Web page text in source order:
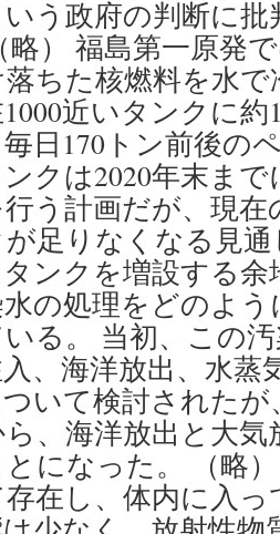
う政府の判断に
略） 福島第一原発
ちた核燃料を水
近いタンクに
日170トン前後の
クは2020年末ま
う計画だが、現在
足りなくなる見
ンクを増設する
の処理をどのよ
る。 当初、この
、海洋放出、水蒸
いて検討された
、海洋放出と大
になった。 （略
在し、体内に入